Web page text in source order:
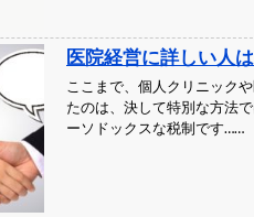
医院経営に詳しい人
ここまで、個人クリニック
たのは、決して特別な方法
ーソドックスな税制です……